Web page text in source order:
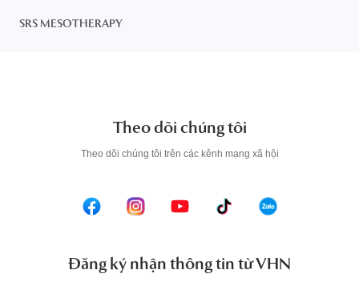
SRS MESOTHERAPY
Theo dõi chúng tôi
Theo dõi chúng tôi trên các kênh mạng xã hội
Đăng ký nhận thông tin từ VHN